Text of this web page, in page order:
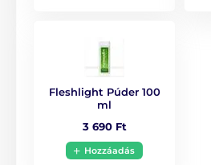
Fleshlight Púder 100
ml
3 690 Ft
Hozzáadás